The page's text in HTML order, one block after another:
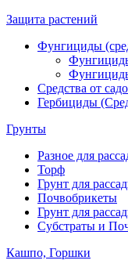
Защита растений
Фунгициды
Средства от
Гербициды
Грунты
Разное для
Торф
Грунт для
Почвобрикеты
Грунт для
Субстраты и
Кашпо, Горшки